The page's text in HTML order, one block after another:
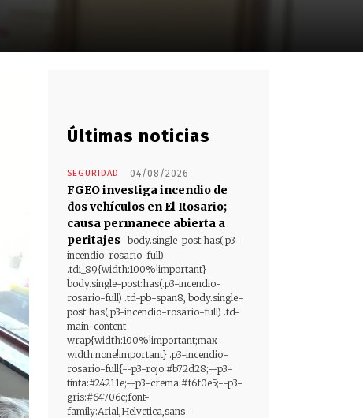
Últimas noticias
SEGURIDAD 04/08/2026
FGEO investiga incendio de
dos vehículos en El Rosario;
causa permanece abierta a
peritajes body.single-post:has(.p3-
incendio-rosario-full)
.tdi_89{width:100%!important}
body.single-post:has(.p3-incendio-
rosario-full) .td-pb-span8, body.single-
post:has(.p3-incendio-rosario-full) .td-
main-content-
wrap{width:100%!important;max-
width:none!important} .p3-incendio-
rosario-full{--p3-rojo:#b72d28;--p3-
tinta:#24211e;--p3-crema:#f6f0e5;--p3-
gris:#64706c;font-
family:Arial,Helvetica,sans-